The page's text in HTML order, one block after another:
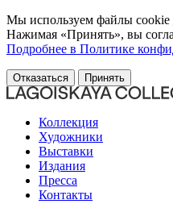
Мы используем файлы cookie
Нажимая «Принять», вы
Подробнее в Политике
Отказаться Принять
Коллекция
Художники
Выставки
Издания
Пресса
Контакты